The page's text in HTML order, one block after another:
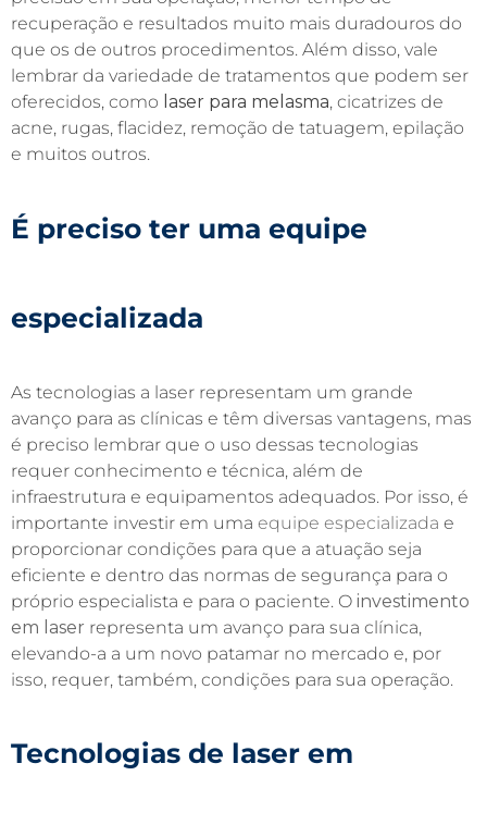
recuperação e resultados muito mais duradouros do
que os de outros procedimentos. Além disso, vale
lembrar da variedade de tratamentos que podem ser
oferecidos, como laser para melasma, cicatrizes de
acne, rugas, flacidez, remoção de tatuagem, epilação
e muitos outros.
É preciso ter uma equipe
especializada
As tecnologias a laser representam um grande
avanço para as clínicas e têm diversas vantagens, mas
é preciso lembrar que o uso dessas tecnologias
requer conhecimento e técnica, além de
infraestrutura e equipamentos adequados. Por isso, é
importante investir em uma equipe especializada e
proporcionar condições para que a atuação seja
eficiente e dentro das normas de segurança para o
próprio especialista e para o paciente. O investimento
em laser representa um avanço para sua clínica,
elevando-a a um novo patamar no mercado e, por
isso, requer, também, condições para sua operação.
Tecnologias de laser em